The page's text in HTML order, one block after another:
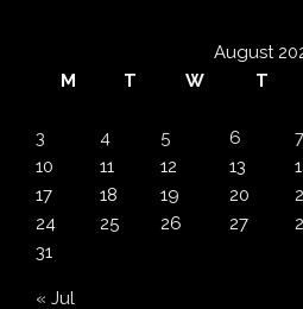
August
M
T W T
3
4 5 6 7
10
11 12 13
17
18 19 20
24
25 26 27
31
« Jul